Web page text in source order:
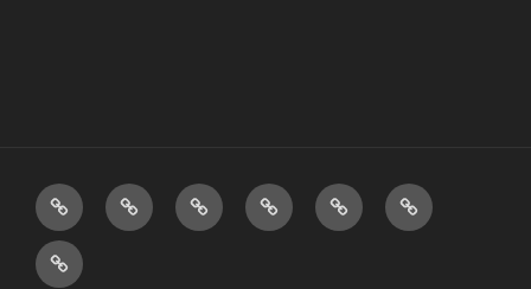
L’ORGUEAGENDAARCHIVESMEDIASGILLES
DE
FAIRE
UN
CONTACT